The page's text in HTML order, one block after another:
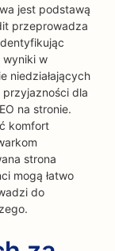
jest podstawą
przeprowadza
wyniki w
niedziałających
przyjazności dla
na stronie.
komfort
strona
mogą łatwo
do